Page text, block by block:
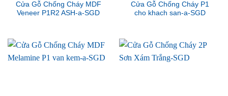
Cửa Gỗ Chống Cháy MDF
Veneer P1R2 ASH-a-SGD
Cửa Gỗ Chống Cháy P1
cho khach san-a-SGD